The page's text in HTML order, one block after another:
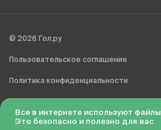
© 2026 Гол.ру
Пользовательское соглашение
Политика конфиденциальности
Все в интернете используют файлы
Это безопасно и полезно для вас